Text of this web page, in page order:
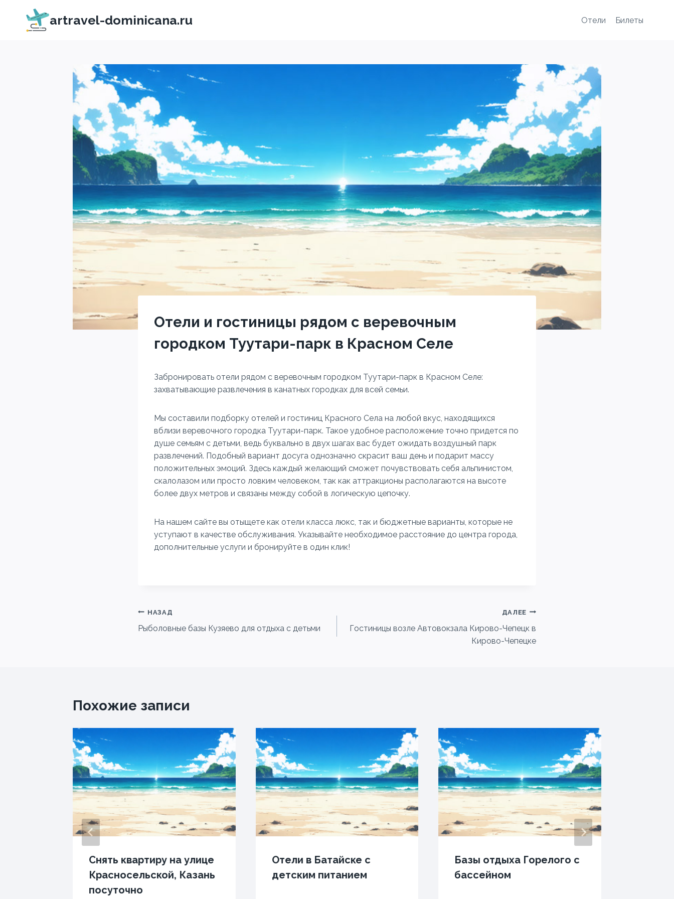
содержимому
artravel-dominicana.ru Отели Билеты
Отели и гостиницы рядом с веревочным
городком Туутари-парк в Красном Селе
Забронировать отели рядом с веревочным городком Туутари-парк в Красном Селе:
захватывающие развлечения в канатных городках для всей семьи.
Мы составили подборку отелей и гостиниц Красного Села на любой вкус, находящихся
вблизи веревочного городка Туутари-парк. Такое удобное расположение точно придется по
душе семьям с детьми, ведь буквально в двух шагах вас будет ожидать воздушный парк
развлечений. Подобный вариант досуга однозначно скрасит ваш день и подарит массу
положительных эмоций. Здесь каждый желающий сможет почувствовать себя альпинистом,
скалолазом или просто ловким человеком, так как аттракционы располагаются на высоте
более двух метров и связаны между собой в логическую цепочку.
На нашем сайте вы отыщете как отели класса люкс, так и бюджетные варианты, которые не
уступают в качестве обслуживания. Указывайте необходимое расстояние до центра города,
дополнительные услуги и бронируйте в один клик!
Навигация
по
НАЗАД
Рыболовные базы Кузяево для отдыха с детьми
ДАЛЕЕ
Гостиницы возле Автовокзала Кирово-Чепецк в
Кирово-Чепецке
Похожие записи
Снять квартиру на улице
Красносельской, Казань
посуточно
Отели в Батайске с
детским питанием
Базы отдыха Горелого с
бассейном